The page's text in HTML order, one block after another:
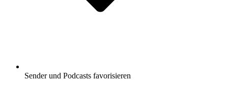
Sender und Podcasts favorisieren